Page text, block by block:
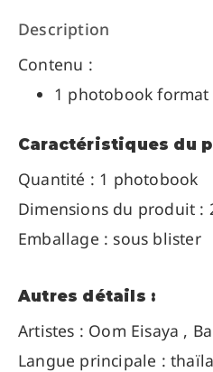
Description
Contenu :
1 photobook format
Caractéristiques du
Quantité : 1 photobook
Dimensions du produit :
Emballage : sous blister
Autres détails :
Artistes : Oom Eisaya ,
Langue principale :